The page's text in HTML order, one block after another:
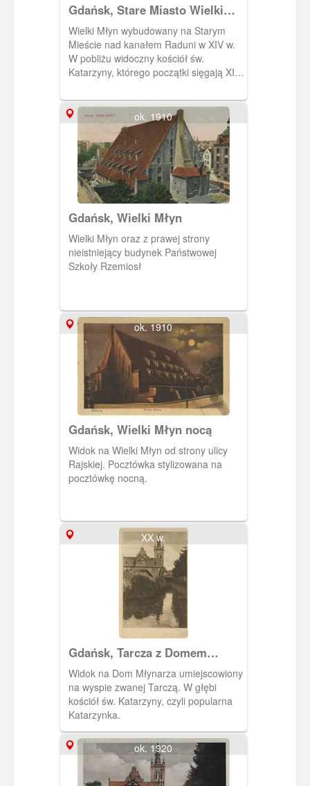
Gdańsk, Stare Miasto Wielki
Młyn i kościół św. Katarzyny,
Danzig Grosse Mühle u.
Katharinen - Kirche
Wielki Młyn wybudowany na Starym
Mieście nad kanałem Raduni w XIV w.
W pobliżu widoczny kościół św.
Katarzyny, którego początki sięgają XIII
Gdańsku.John & Rosenberg
ok. 1910
Gdańsk, Wielki Młyn
Wielki Młyn oraz z prawej strony
nieistniejący budynek Państwowej
Szkoły Rzemiosł
ok. 1910
Gdańsk, Wielki Młyn nocą
Widok na Wielki Młyn od strony ulicy
Rajskiej. Pocztówka stylizowana na
pocztówkę nocną.
XX w.
Gdańsk, Tarcza z Domem
Młynarza
Widok na Dom Młynarza umiejscowiony
na wyspie zwanej Tarczą. W głębi
kościół św. Katarzyny, czyli popularna
Katarzynka.
ok. 1920